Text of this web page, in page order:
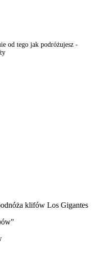
od tego jak podróżujesz -
klifów Los Gigantes